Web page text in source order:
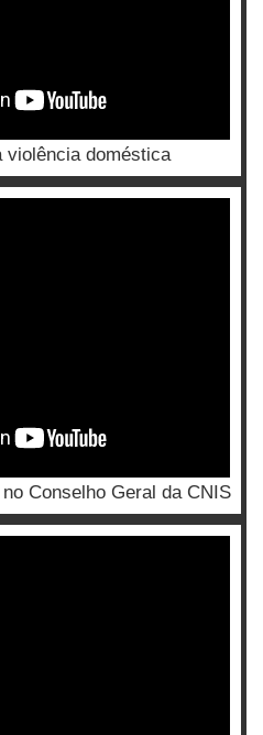
violência doméstica
Conselho Geral da CNIS